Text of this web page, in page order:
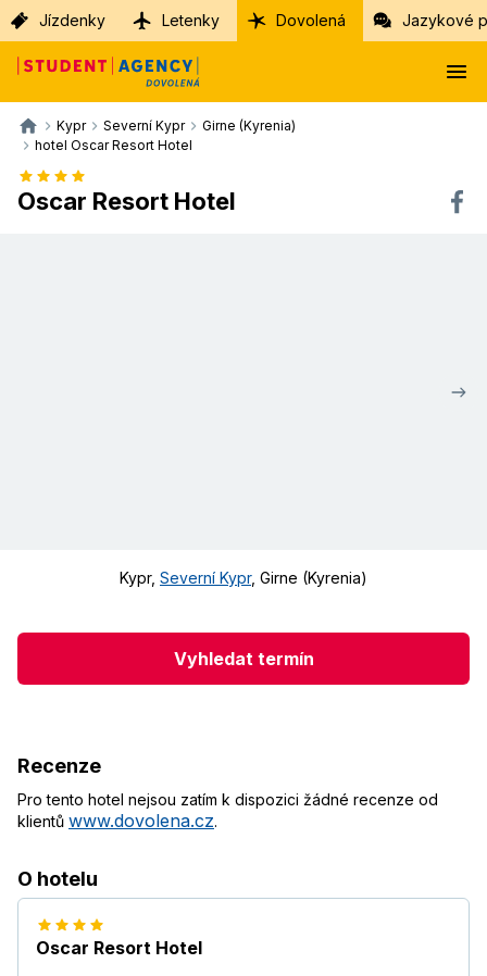
Jízdenky Letenky Dovolená Jazykové
Kypr Severní Kypr
Girne (Kyrenia)
hotel Oscar Resort Hotel
Oscar Resort Hotel
Kypr, Severní Kypr, Girne (Kyrenia)
Vyhledat termín
Recenze
Pro tento hotel nejsou zatím k dispozici žádné recenze od
klientů www.dovolena.cz.
O hotelu
Oscar Resort Hotel